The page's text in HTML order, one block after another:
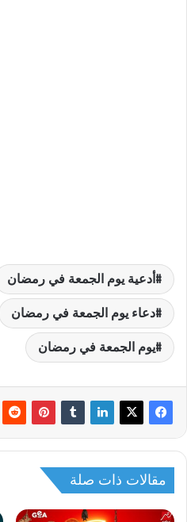
أدعية يوم الجمعة في رمضان
دعاء يوم الجمعة في رمضان
يوم الجمعة في رمضان
مقالات ذات صلة